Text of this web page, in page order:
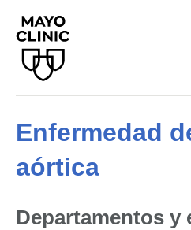
Enfermedad
aórtica
Departamentos y